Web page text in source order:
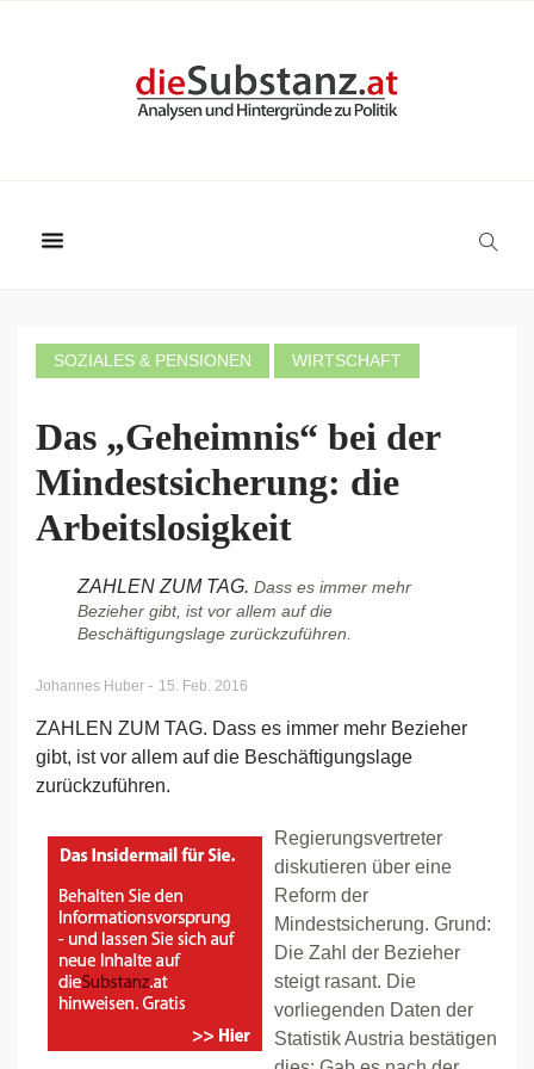
SOZIALES & PENSIONEN WIRTSCHAFT
Das „Geheimnis“ bei der
Mindestsicherung: die
Arbeitslosigkeit
ZAHLEN ZUM TAG. Dass es immer mehr
Bezieher gibt, ist vor allem auf die
Beschäftigungslage zurückzuführen.
Johannes Huber - 15. Feb. 2016
ZAHLEN ZUM TAG. Dass es immer mehr Bezieher
gibt, ist vor allem auf die Beschäftigungslage
zurückzuführen.
Regierungsvertreter
diskutieren über eine
Reform der
Mindestsicherung. Grund:
Die Zahl der Bezieher
steigt rasant. Die
vorliegenden Daten der
Statistik Austria bestätigen